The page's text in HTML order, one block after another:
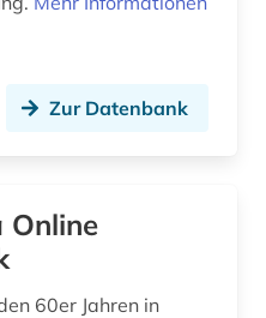
Zur Datenbank
Online
60er Jahren in